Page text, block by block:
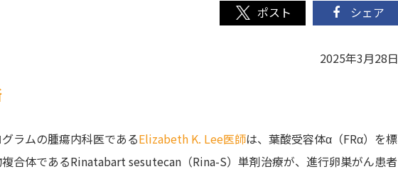
シェア
2025年3月28日
ラムの腫瘍内科医であるElizabeth K. Lee医師は、葉酸受容体α（FRα）を標
合体であるRinatabart sesutecan（Rina-S）単剤治療が、進行卵巣がん患者